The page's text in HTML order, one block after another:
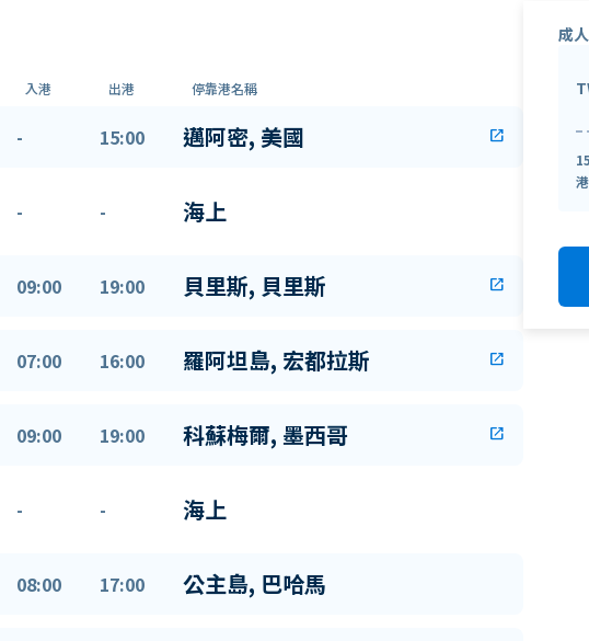
入港 出港 停靠港名稱
- 15:00 邁阿密, 美國 open_in_new
- - 海上
09:00 19:00 貝里斯, 貝里斯 open_in_new
07:00 16:00 羅阿坦島, 宏都拉斯 open_in_new
09:00 19:00 科蘇梅爾, 墨西哥 open_in_new
- - 海上
08:00 17:00 公主島, 巴哈馬
成